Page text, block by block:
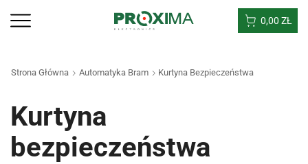
0,00 ZŁ
Strona Główna Automatyka Bram Kurtyna Bezpieczeństwa
Kurtyna
bezpieczeństwa